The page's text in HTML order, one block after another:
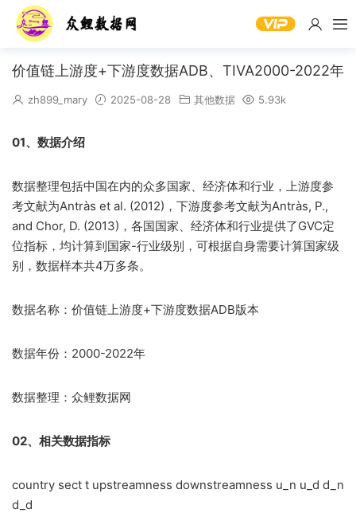
价值链上游度+下游度数据ADB、TIVA2000-2022年
zh899_mary 2025-08-28 其他数据 5.93k
01、数据介绍
数据整理包括中国在内的众多国家、经济体和行业，上游度参
考文献为Antràs et al. (2012)，下游度参考文献为Antràs, P.,
and Chor, D. (2013)，各国国家、经济体和行业提供了GVC定
位指标，均计算到国家-行业级别，可根据自身需要计算国家级
别，数据样本共4万多条。
数据名称：价值链上游度+下游度数据ADB版本
数据年份：2000-2022年
数据整理：众鲤数据网
02、相关数据指标
country sect t upstreamness downstreamness u_n u_d d_n
d_d